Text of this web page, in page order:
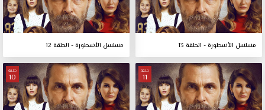
مسلسل الأسطورة - الحلقة 13 مسلسل الأسطورة - الحلقة 12
حلقة
11
حلقة
10